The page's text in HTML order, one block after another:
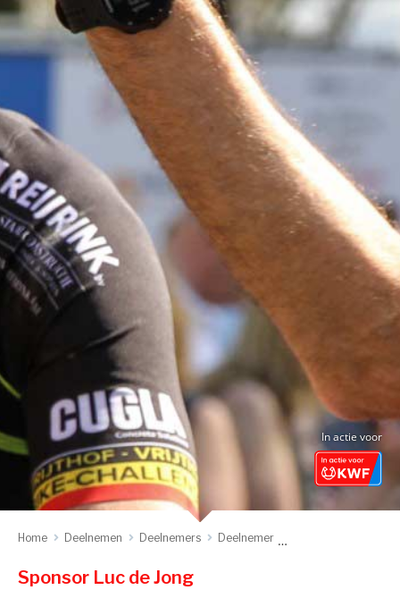
In actie voor
Home Deelnemen Deelnemers Deelnemer
Sponsor Luc de Jong